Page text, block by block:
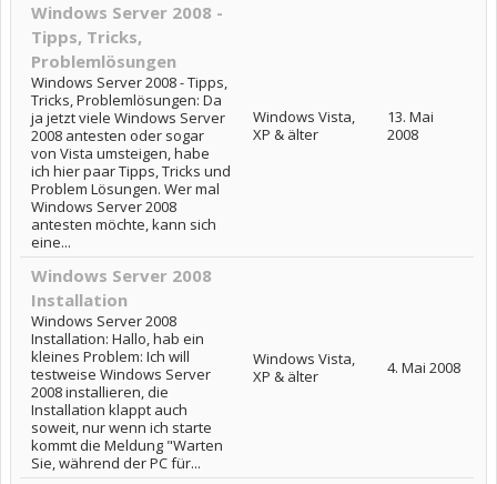
Windows Server 2008 -
Tipps, Tricks,
Problemlösungen
Windows Server 2008 - Tipps,
Tricks, Problemlösungen: Da
ja jetzt viele Windows Server
2008 antesten oder sogar
von Vista umsteigen, habe
ich hier paar Tipps, Tricks und
Problem Lösungen. Wer mal
Windows Server 2008
antesten möchte, kann sich
eine...
Windows Vista,
XP & älter
13. Mai
2008
Windows Server 2008
Installation
Windows Server 2008
Installation: Hallo, hab ein
kleines Problem: Ich will
testweise Windows Server
2008 installieren, die
Installation klappt auch
soweit, nur wenn ich starte
kommt die Meldung "Warten
Sie, während der PC für...
Windows Vista,
XP & älter
4. Mai 2008